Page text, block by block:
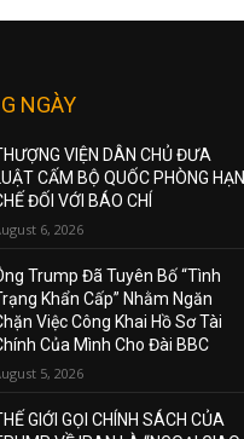
NGÀY
VIỆN DÂN CHỦ ĐƯA
CẤM BỘ QUỐC PHÒNG HẠN
ĐỐI VỚI BÁO CHÍ
6, 2026
Trump Đã Tuyên Bố “Tình
Khẩn Cấp” Nhằm Ngăn
Việc Công Khai Hồ Sơ Tài
Của Mình Cho Đài BBC
5, 2026
GIỚI GỌI CHÍNH SÁCH CỦA